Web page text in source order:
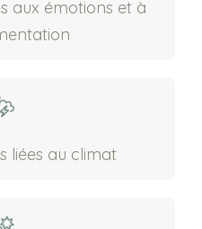
aux émotions et à
liées au climat